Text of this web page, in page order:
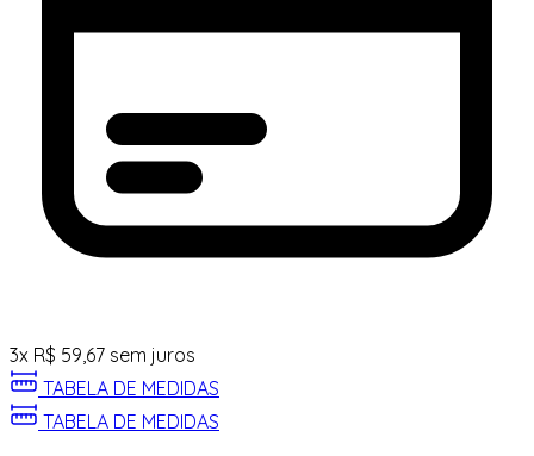
3x R$ 59,67 sem juros
TABELA DE MEDIDAS
TABELA DE MEDIDAS